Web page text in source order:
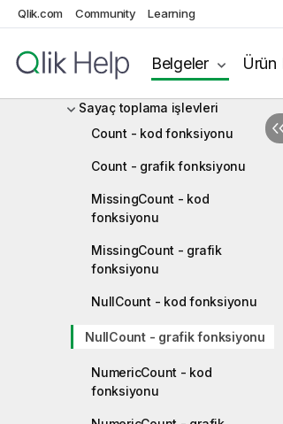
Qlik.com Community Learning
Belgeler Ürün
Kod ve grafik fonksiyonları
Toplama işlevleri
Temel toplama işlevleri
Sayaç toplama işlevleri
Count - kod fonksiyonu
Count - grafik fonksiyonu
MissingCount - kod
fonksiyonu
MissingCount - grafik
fonksiyonu
NullCount - kod fonksiyonu
NullCount - grafik fonksiyonu
NumericCount - kod
fonksiyonu